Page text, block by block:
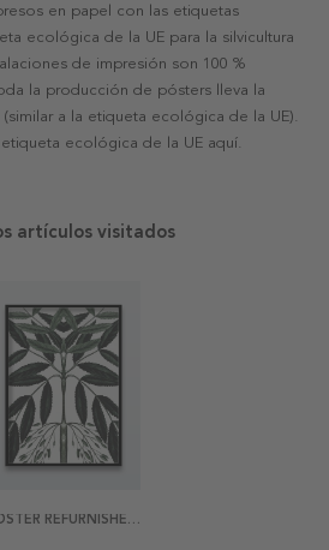
en papel con las etiquetas
ecológica de la UE para la silvicultura
de impresión son 100 %
la producción de pósters lleva la
a la etiqueta ecológica de la UE).
ecológica de la UE aquí.
artículos visitados
POSTER REFURNISHED VINTAGE HERB REFLECTION